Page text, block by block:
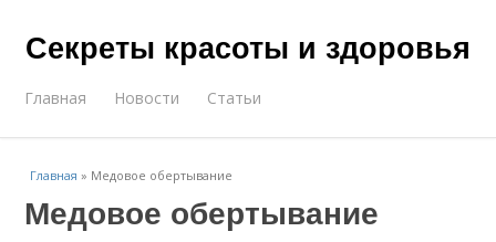
Секреты красоты и здоровья
Главная Новости Статьи
Главная » Медовое обертывание
Медовое обертывание